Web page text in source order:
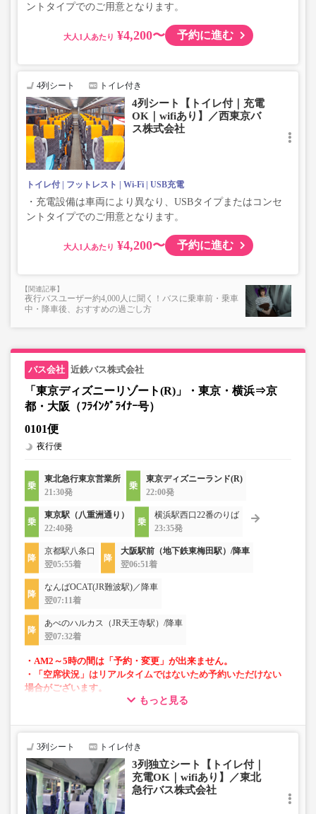
ントタイプでのご用意となります。
大人 ¥4,200〜 予約に進む
4列シート トイレ付き
4列シート【トイレ付｜充電
OK｜wifiあり】／西東京バ
ス株式会社
トイレ付 フットレスト Wi-Fi USB充電
・充電設備は車両により異なり、USBタイプまたはコンセ
ントタイプでのご用意となります。
大人 ¥4,200〜 予約に進む
夜行バスユーザー約4,000人に聞く！バスに乗車前・乗車
中・降車後、おすすめの過ごし方
近鉄バス株式会社
「東京ディズニーリゾート(R)」・東京・横浜⇒京
都・大阪（ﾌﾗｲﾝｸﾞﾗｲﾅｰ号）
0101便
夜行便
東北急行東京営業所
21:30発
東京ディズニーランド(R)
22:00発
東京駅（八重洲通り）
22:40発
横浜駅西口22番のりば
23:35発
京都駅八条口
翌05:55着
大阪駅前（地下鉄東梅田駅）/降車
翌06:51着
なんばOCAT(JR難波駅)／降車
翌07:11着
あべのハルカス（JR天王寺駅）/降車
翌07:32着
・AM2～5時の間は「予約・変更」が出来ません。
・「空席状況」はリアルタイムではないため予約いただけない
場合がございます。
・車両は予告なく変更となる場合がございます。これに伴い、
じめご了承ください。
もっと見る
3列シート トイレ付き
3列独立シート【トイレ付｜
充電OK｜wifiあり】／東北
急行バス株式会社